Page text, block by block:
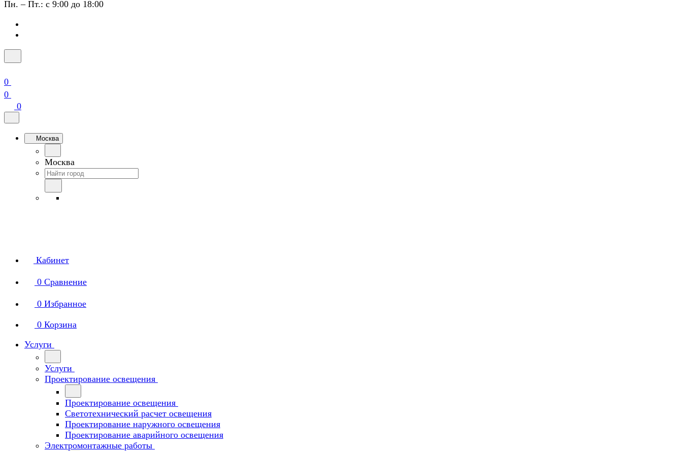
Пн. – Пт.: с 9:00 до 18:00
0
0
0
Москва
Москва
Кабинет
0 Сравнение
0 Избранное
0 Корзина
Услуги
Услуги
Проектирование освещения
Проектирование освещения
Светотехнический расчет освещения
Проектирование наружного освещения
Проектирование аварийного освещения
Электромонтажные работы